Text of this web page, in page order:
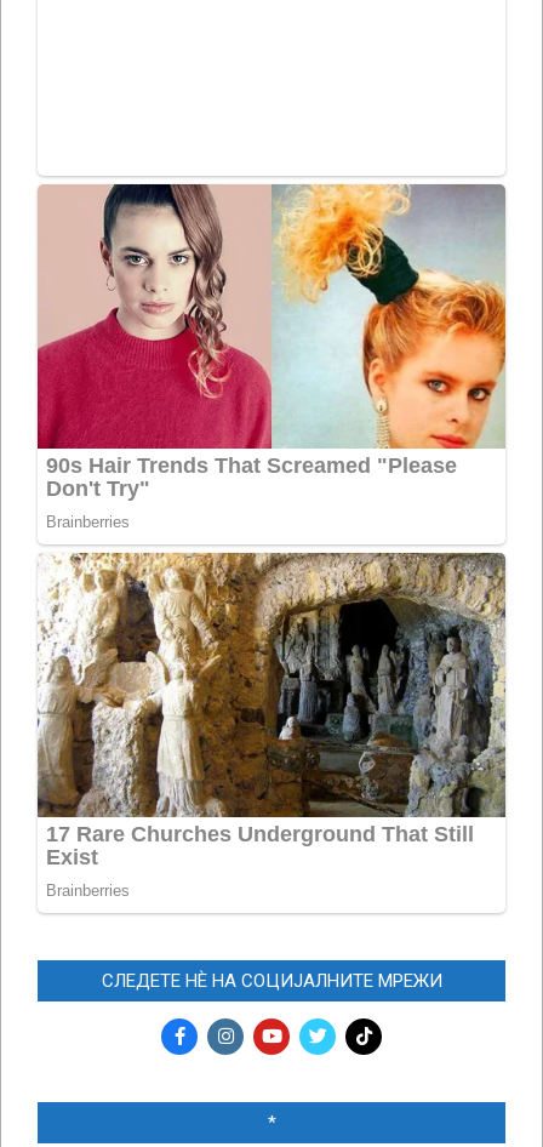
СЛЕДЕТЕ НЀ НА СОЦИЈАЛНИТЕ МРЕЖИ
*